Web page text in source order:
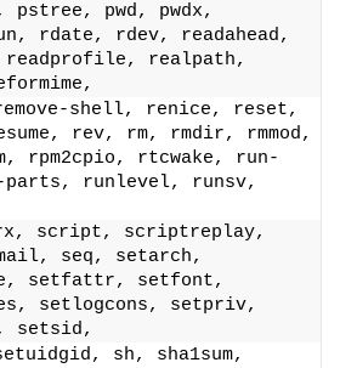
pstree, pwd, pwdx,
rdate, rdev, readahead,
realpath,
shell, renice, reset,
rev, rm, rmdir, rmmod,
rpm2cpio, rtcwake, run-
runlevel, runsv,
script, scriptreplay,
seq, setarch,
setfattr, setfont,
setlogcons, setpriv,
setsid,
sh, sha1sum,